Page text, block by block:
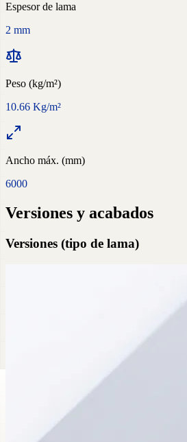
Espesor de lama
2 mm
Peso (kg/m²)
10.66 Kg/m²
Ancho máx. (mm)
6000
Versiones y acabados
Versiones (tipo de lama)